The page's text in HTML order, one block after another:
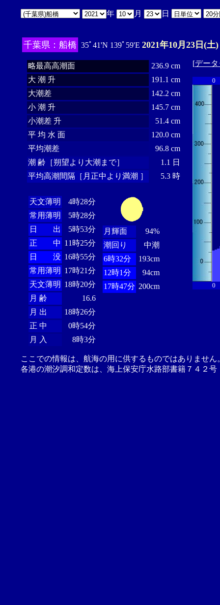
年 月 日
千葉県：船橋 35ﾟ41'N 139ﾟ59'E 2021年10月23日(土)
略最高高潮面
236.9 cm
大 潮 升
191.1 cm
大潮差
142.2 cm
小 潮 升
145.7 cm
小潮差 升
51.4 cm
平 均 水 面
120.0 cm
平均潮差
96.8 cm
潮 齢［朔望より大潮まで］
1.1 日
平均高潮間隔［月正中より満潮 ］
5.3 時
天文薄明
4時28分
常用薄明
5時28分
日 出
5時53分
正 中 11時25分
日 没 16時55分
常用薄明 17時21分
天文薄明 18時20分
月 齢
16.6
月 出
18時26分
正 中
0時54分
月 入
8時3分
月輝面
94%
潮回り
中潮
6時32分
193cm
12時1分
94cm
17時47分 200cm
[デー
0
0
ここでの情報は、航海の用に供するものではありませ
各港の潮汐調和定数は、海上保安庁水路部書籍７４２